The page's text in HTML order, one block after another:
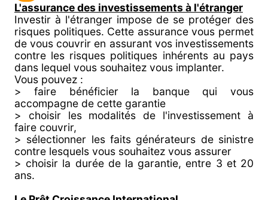
L'assurance des investissements à l'étranger
Investir à l'étranger impose de se protéger des
risques politiques. Cette assurance vous permet
de vous couvrir en assurant vos investissements
contre les risques politiques inhérents au pays
dans lequel vous souhaitez vous implanter.
Vous pouvez :
> faire bénéficier la banque qui vous
accompagne de cette garantie
> choisir les modalités de l'investissement à
faire couvrir,
> sélectionner les faits générateurs de sinistre
contre lesquels vous souhaitez vous assurer
> choisir la durée de la garantie, entre 3 et 20
ans.